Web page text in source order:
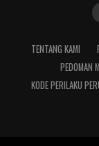
TENTANG KAMI
PEDOMAN
KODE PERILAKU